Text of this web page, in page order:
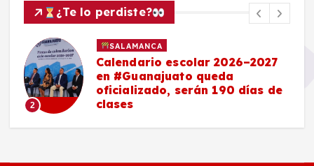
¿Te lo perdiste?
2
SALAMANCA
Calendario escolar 2026–2027
en #Guanajuato queda
oficializado, serán 190 días de
clases